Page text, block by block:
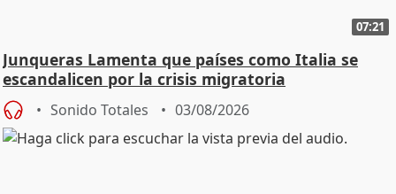
07:21
Junqueras Lamenta que países como Italia se
escandalicen por la crisis migratoria
Sonido Totales 03/08/2026